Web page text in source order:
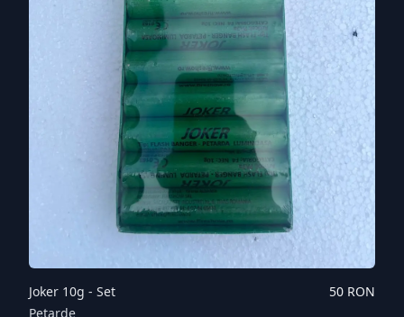
Joker 10g - Set
Petarde
50 RON